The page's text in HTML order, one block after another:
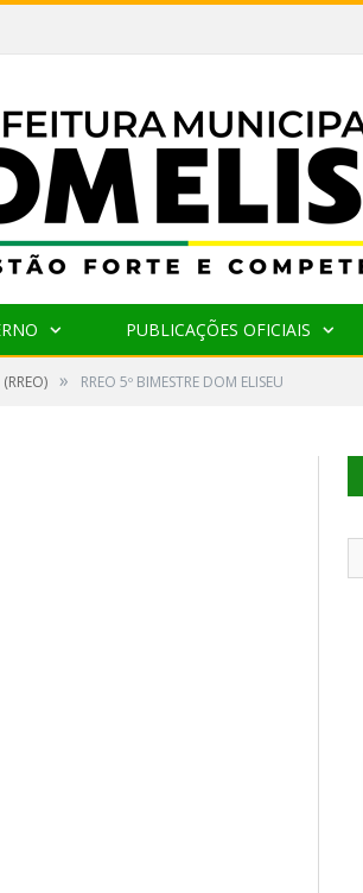
PUBLICAÇÕES OFICIAIS
» RREO 5º BIMESTRE DOM ELISEU